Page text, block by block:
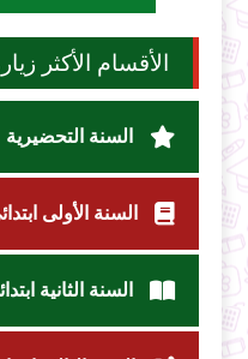
الأقسام الأكثر
السنة التحضيرية
السنة الأولى
السنة الثانية